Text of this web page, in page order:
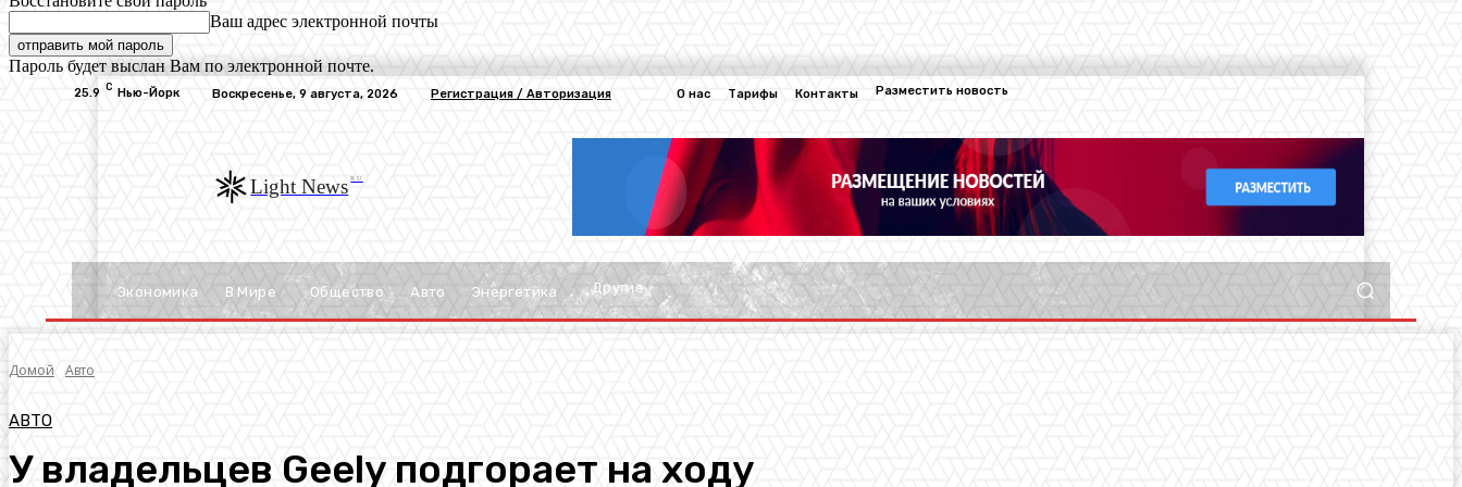
Ваш адрес электронной почты
Пароль будет выслан Вам по электронной почте.
25.9 C Нью-Йорк Воскресенье, 9 августа, 2026 Регистрация / Авторизация О нас Тарифы Контакты Разместить новость
Light News RU
Экономика В Мире Общество Авто Энергетика Другие
Домой Авто
АВТО
У владельцев Geely подгорает на ходу